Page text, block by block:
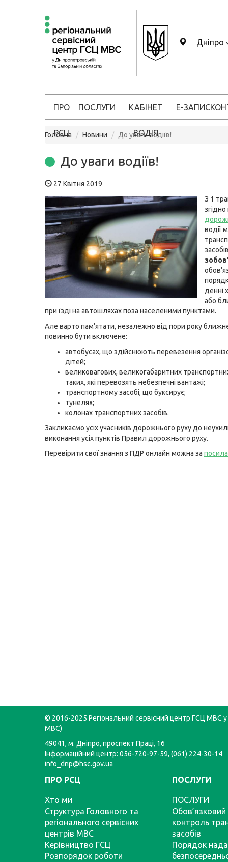
Дніпро
ПРО
РСЦ
ПОСЛУГИ КАБІНЕТ
ВОДІЯ
Е-ЗАПИС
Головна Новини До уваги водіїв!
До уваги водіїв!
27 Квітня 2019
З 1
водії
денні
або
при їзді на автошляхах поза населеними пунктами.
Але варто пам’ятати, незалежно від пори року
повинно бути включене:
автобусах, що здійснюють перевезення
дітей;
великовагових, великогабаритних
таких, які перевозять небезпечні вантажі;
транспортному засобі, що буксирує;
тунелях;
колонах транспортних засобів.
Закликаємо усіх учасників дорожнього руху до
виконання усіх пунктів Правил дорожнього руху.
Перевірити свої знання з ПДР онлайн можна за
© 2016-2025 Регіональний сервісний центр ГСЦ МВС у
МВС)
49041, м. Дніпро, проспект Праці, 16
Інформаційний центр: 056-720-97-59, (061) 224-30-14
info_dnp@hsc.gov.ua
ПРО РСЦ
Хто ми
Структура Головного та
регіонального сервісних
центрів МВС
Керівництво ГСЦ
Розпорядок роботи
ПОСЛУГИ
ПОСЛУГИ
Обов’язковий
контроль
засобів
Порядок